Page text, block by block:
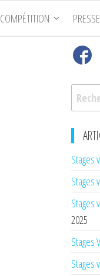
COMPÉTITION PRESSE
Stages
Stages
Stages
2025
Stages
Stages